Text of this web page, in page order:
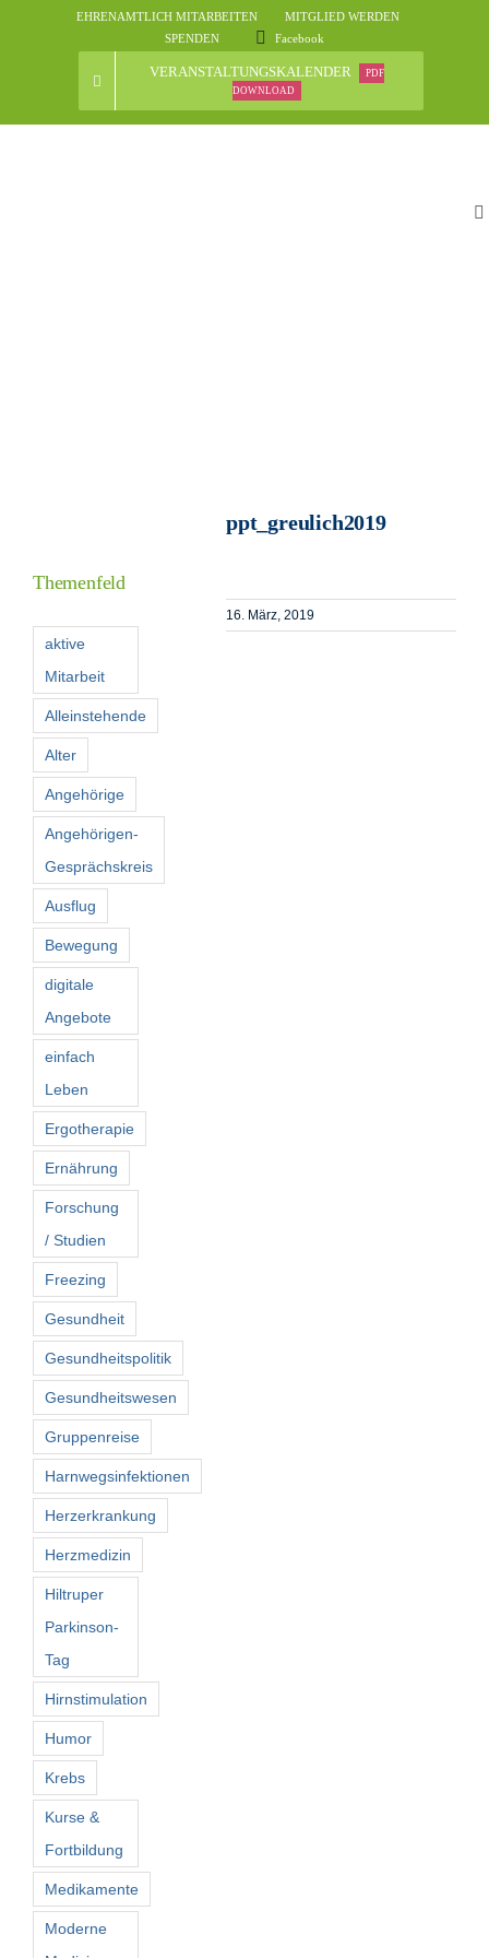
EHRENAMTLICH MITARBEITEN
MITGLIED WERDEN
SPENDEN
Facebook
VERANSTALTUNGSKALENDER
PDF
DOWNLOAD
ppt_greulich2019
16. März, 2019
Themenfeld
aktive
Mitarbeit
Alleinstehende
Alter
Angehörige
Angehörigen-
Gesprächskreis
Ausflug
Bewegung
digitale
Angebote
einfach
Leben
Ergotherapie
Ernährung
Forschung
/ Studien
Freezing
Gesundheit
Gesundheitspolitik
Gesundheitswesen
Gruppenreise
Harnwegsinfektionen
Herzerkrankung
Herzmedizin
Hiltruper
Parkinson-
Tag
Hirnstimulation
Humor
Krebs
Kurse &
Fortbildung
Medikamente
Moderne